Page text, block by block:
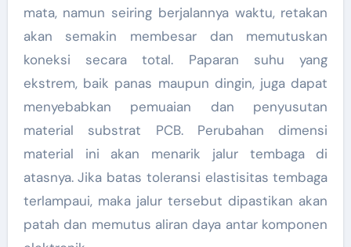
mata, namun seiring berjalannya waktu, retakan
akan semakin membesar dan memutuskan
koneksi secara total. Paparan suhu yang
ekstrem, baik panas maupun dingin, juga dapat
menyebabkan pemuaian dan penyusutan
material substrat PCB. Perubahan dimensi
material ini akan menarik jalur tembaga di
atasnya. Jika batas toleransi elastisitas tembaga
terlampaui, maka jalur tersebut dipastikan akan
patah dan memutus aliran daya antar komponen